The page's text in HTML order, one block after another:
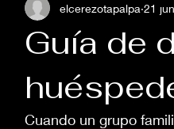
Guía de
elcerezotapalpa 21 jun
Cuando un grupo